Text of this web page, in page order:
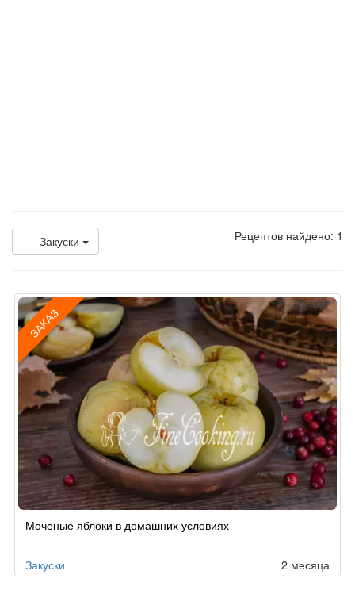
Закуски Рецептов найдено: 1
ЗАКАЗ
поМоченые яблоки в домашних условиях
Закуски 2 месяца